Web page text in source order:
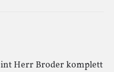
Herr Broder komplett